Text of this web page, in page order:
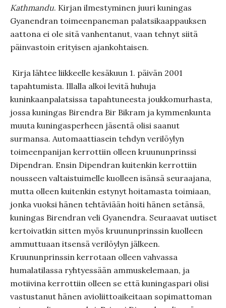
Kathmandu. Kirjan ilmestyminen juuri kuningas
Gyanendran toimeenpaneman palatsikaappauksen
aattona ei ole sitä vanhentanut, vaan tehnyt siitä
päinvastoin erityisen ajankohtaisen.
Kirja lähtee liikkeelle kesäkuun 1. päivän 2001
tapahtumista. Illalla alkoi levitä huhuja
kuninkaanpalatsissa tapahtuneesta joukkomurhasta,
jossa kuningas Birendra Bir Bikram ja kymmenkunta
muuta kuningasperheen jäsentä olisi saanut
surmansa. Automaattiasein tehdyn verilöylyn
toimeenpanijan kerrottiin olleen kruununprinssi
Dipendran. Ensin Dipendran kuitenkin kerrottiin
nousseen valtaistuimelle kuolleen isänsä seuraajana,
mutta olleen kuitenkin estynyt hoitamasta toimiaan,
jonka vuoksi hänen tehtäviään hoiti hänen setänsä,
kuningas Birendran veli Gyanendra. Seuraavat uutiset
kertoivatkin sitten myös kruununprinssin kuolleen
ammuttuaan itsensä verilöylyn jälkeen.
Kruununprinssin kerrotaan olleen vahvassa
humalatilassa ryhtyessään ammuskelemaan, ja
motiivina kerrottiin olleen se että kuningaspari olisi
vastustanut hänen avioliittoaikeitaan sopimattoman